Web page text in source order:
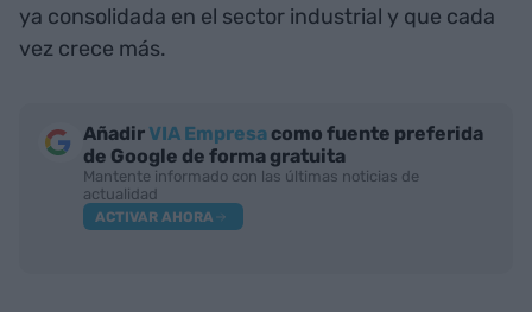
ya consolidada en el sector industrial y que cada
vez crece más.
AñadirVIA Empresa como fuente preferida
de Google de forma gratuita
Mantente informado con las últimas noticias de
actualidad
ACTIVAR AHORA